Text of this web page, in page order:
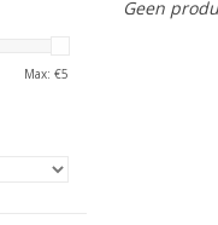
Max: €5
Geen